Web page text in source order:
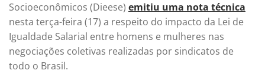
Socioeconômicos (Dieese) emitiu uma nota técnica
nesta terça-feira (17) a respeito do impacto da Lei de
Igualdade Salarial entre homens e mulheres nas
negociações coletivas realizadas por sindicatos de
todo o Brasil.